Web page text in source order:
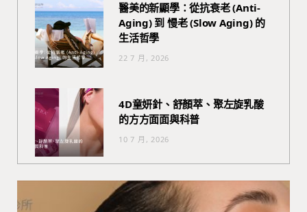
醫美的新顯學：從抗衰老 (Anti-
Aging) 到 慢老 (Slow Aging) 的
生活哲學
22 7 月, 2026
4D童妍針、舒顏萃、聚左旋乳酸
的方方面面與科普
10 7 月, 2026